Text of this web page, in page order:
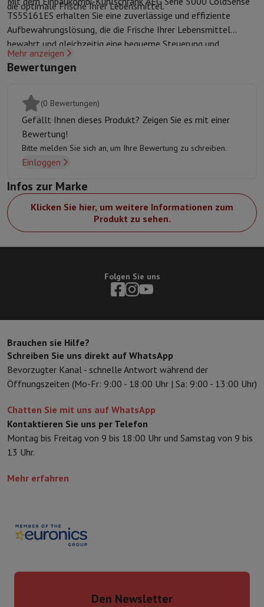
Sport, Gaming & Haustechnik
Home & DomoticaSmart HomeSicherheit & SchutzIP-Kameras
Verbundene UhrenSmartwatch Apple Watch Samsung Galaxy
Elektrische Mobilität Gesamte ElektromobilitätE Scooter und
Smart ToysVirtual-Reality-Kopfhörer
Gaming Konsole
Batterien & Elektrizität
Infos & Beratung
Warum HiFi wählen
Kostenlose Lieferung10 VerkaufsstellenZufrieden oder Geld
Unsere Dienstleistungen
Häufig gestellte FragenKann ich mit der HIFI International
die optimale Frische Ihrer Lebensmittel.
TS5S161ES erhalten Sie eine zuverlässige und effiziente
Aufbewahrungslösung, die die Frische Ihrer Lebensmittel
bewahrt und gleichzeitig eine bequeme Steuerung und
erweiterte Funktionen für Ihre täglichen Bedürfnisse bietet.
Mehr anzeigen
Bewertungen
(0 Bewertungen)
Gefällt Ihnen dieses Produkt? Zeigen Sie es mit einer
Bewertung!
Bitte melden Sie sich an, um Ihre Bewertung zu schreiben.
Einloggen
Infos zur Marke
Klicken Sie hier, um weitere Informationen zum
Produkt zu sehen.
Folgen Sie uns
Brauchen sie Hilfe?
Schreiben Sie uns direkt auf WhatsApp
Bevorzugter Kanal - schnelle Antwort während der
Öffnungszeiten (Mo-Fr: 9:00 - 18:00 Uhr | Sa: 9:00 - 13:00 Uhr)
Chatten Sie mit uns auf WhatsApp
Kontaktieren Sie uns per Telefon
Montag bis Freitag von 9 bis 18:00 Uhr und Samstag von 9 bis
13 Uhr.
Mehr erfahren
Den Newsletter